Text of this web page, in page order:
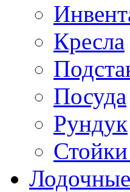
Кресла
Посуда
Рундук